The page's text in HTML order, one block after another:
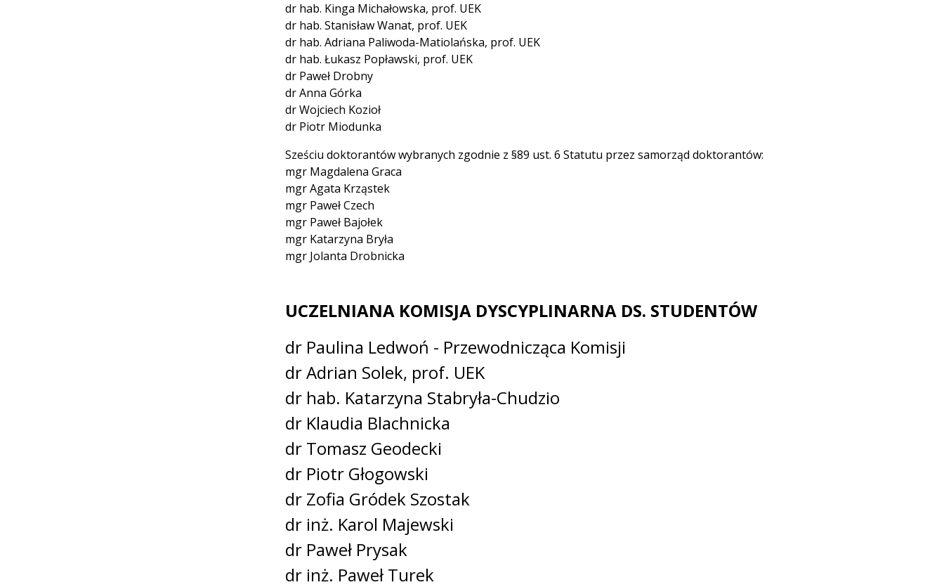
dr hab. Kinga Michałowska, prof. UEK
dr hab. Stanisław Wanat, prof. UEK
dr hab. Adriana Paliwoda-Matiolańska, prof. UEK
dr hab. Łukasz Popławski, prof. UEK
dr Paweł Drobny
dr Anna Górka
dr Wojciech Kozioł
dr Piotr Miodunka
Sześciu doktorantów wybranych zgodnie z §89 ust. 6 Statutu przez samorząd doktorantów:
mgr Magdalena Graca
mgr Agata Krząstek
mgr Paweł Czech
mgr Paweł Bajołek
mgr Katarzyna Bryła
mgr Jolanta Drobnicka
UCZELNIANA KOMISJA DYSCYPLINARNA DS. STUDENTÓW
dr Paulina Ledwoń - Przewodnicząca Komisji
dr Adrian Solek, prof. UEK
dr hab. Katarzyna Stabryła-Chudzio
dr Klaudia Blachnicka
dr Tomasz Geodecki
dr Piotr Głogowski
dr Zofia Gródek Szostak
dr inż. Karol Majewski
dr Paweł Prysak
dr inż. Paweł Turek